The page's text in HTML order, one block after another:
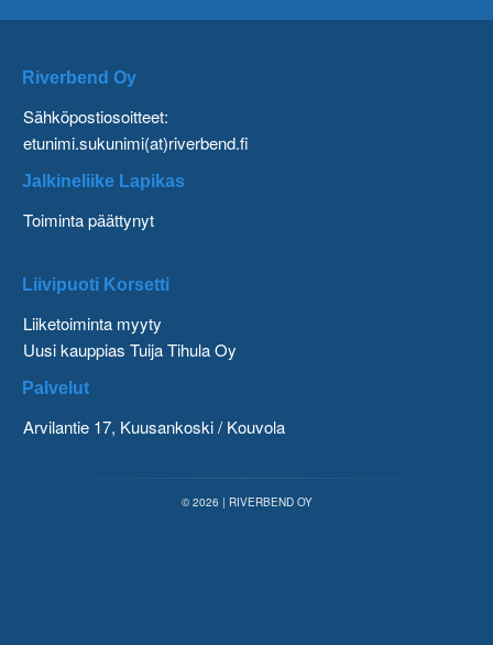
Riverbend Oy
Sähköpostiosoitteet:
etunimi.sukunimi(at)riverbend.fi
Jalkineliike Lapikas
Toiminta päättynyt
Liivipuoti Korsetti
Liiketoiminta myyty
Uusi kauppias Tuija Tihula Oy
Palvelut
Arvilantie 17, Kuusankoski / Kouvola
© 2026 | RIVERBEND OY